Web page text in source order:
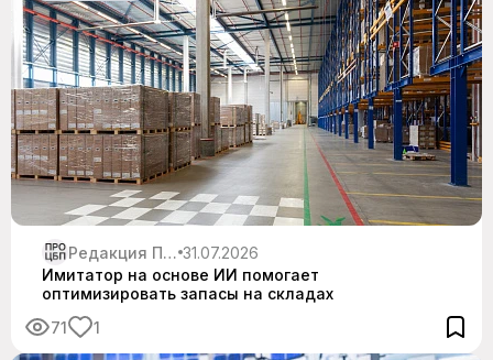
Редакция Про ЦБП 31.07.2026
Имитатор на основе ИИ помогает
оптимизировать запасы на складах
71
1